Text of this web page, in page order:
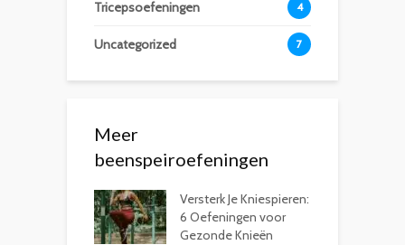
Tricepsoefeningen 4
Uncategorized 7
Meer
beenspeiroefeningen
Versterk Je Kniespieren:
6 Oefeningen voor
Gezonde Knieën